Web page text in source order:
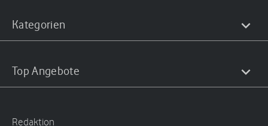
Kategorien
Top Angebote
Redaktion